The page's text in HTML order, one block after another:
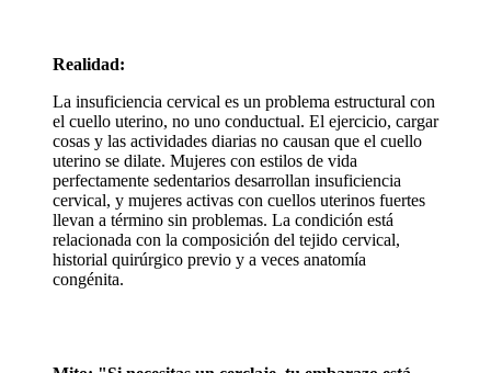
Realidad:
La insuficiencia cervical es un problema estructural con
el cuello uterino, no uno conductual. El ejercicio, cargar
cosas y las actividades diarias no causan que el cuello
uterino se dilate. Mujeres con estilos de vida
perfectamente sedentarios desarrollan insuficiencia
cervical, y mujeres activas con cuellos uterinos fuertes
llevan a término sin problemas. La condición está
relacionada con la composición del tejido cervical,
historial quirúrgico previo y a veces anatomía
congénita.